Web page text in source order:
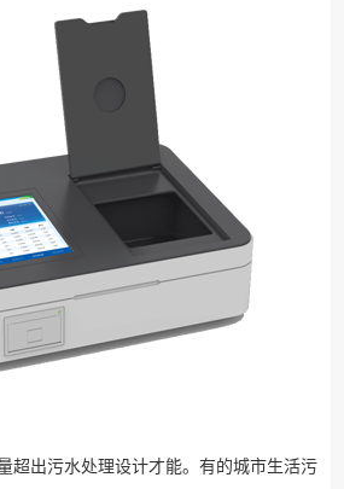
出污水处理设计才能。有的城市生活污